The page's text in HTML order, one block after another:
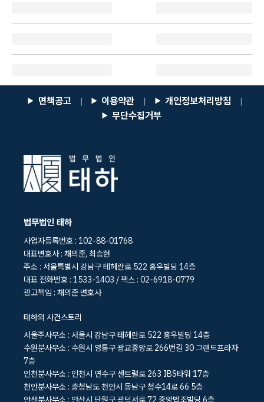
면책공고 | 이용약관 | 개인정보처리방침 |
무단수집거부
법무법인 태하
사업자등록번호 : 102-88-01768
대표변호사 : 채의준, 최승현
주소 : 서울특별시 강남구 테헤란로 522 홍우빌딩 14층
대표 전화번호 : 1533-1403 / 팩스 : 02-6918-0779
광고책임 : 채의준 변호사
태하의 사건스토리
서울주사무소 : 서울시 강남구 테헤란로 522 홍우빌딩 14층
수원분사무소 : 수원시 영통구 광교중앙로 266번길 30 그랜드프라자
7층
인천분사무소 : 인천시 연수구 센트럴로 263 IBS타워 17층
천안분사무소 : 충청남도 천안시 동남구 청수14로 66 5층
안산분사무소 : 안산시 단원구 광덕서로 72 중앙법조빌딩 6층